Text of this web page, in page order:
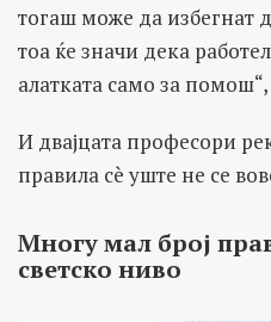
тогаш може да избегнат
тоа ќе значи дека
алатката само за
И двајцата професори
правила сè уште не се
Многу мал број
светско ниво